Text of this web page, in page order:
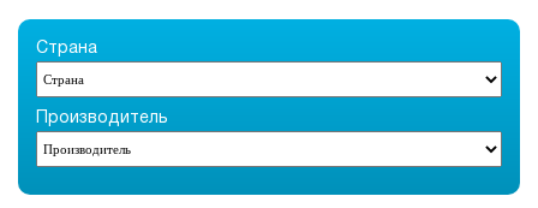
называется листогибочной.
Основными рабочими частями вальцев являются вальки —
цилиндры, вокруг которых и происходит формовка
от трех до пяти.
Наиболее распространены извальцовых машин трех- и
четырехвальковые модели. Валковая машина имеет
Страна
Производитель